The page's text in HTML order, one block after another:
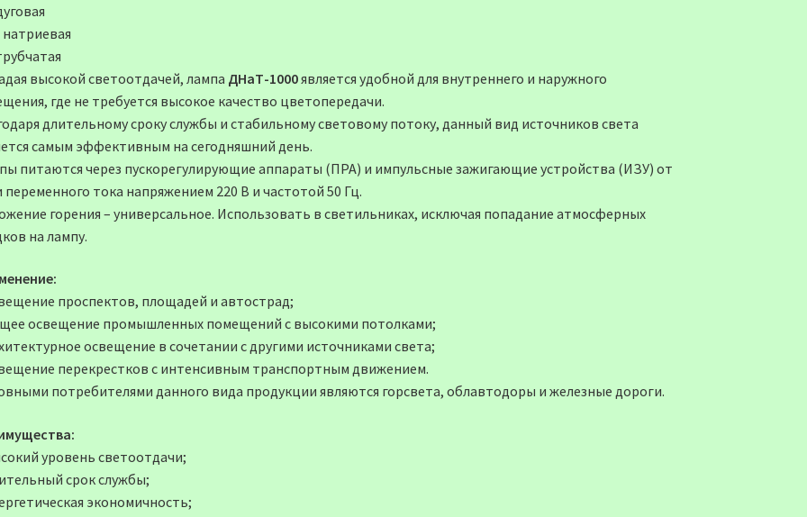
натриевая
высокой светоотдачей, лампа ДНаТ-1000является удобной для внутреннего и наружного
где не требуется высокое качество цветопередачи.
длительному сроку службы и стабильному световому потоку, данный вид источников света
самым эффективным на сегодняшний день.
питаются через пускорегулирующие аппараты (ПРА) и импульсные зажигающие устройства (ИЗУ) от
переменного тока напряжением 220 В и частотой 50 Гц.
горения – универсальное. Использовать в светильниках, исключая попадание атмосферных
на лампу.
проспектов, площадей и автострад;
освещение промышленных помещений с высокими потолками;
освещение в сочетании с другими источниками света;
перекрестков с интенсивным транспортным движением.
потребителями данного вида продукции являются горсвета, облавтодоры и железные дороги.
уровень светоотдачи;
срок службы;
экономичность;